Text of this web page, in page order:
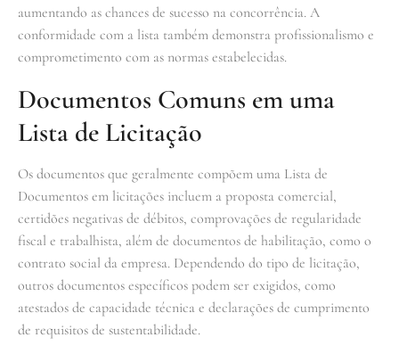
aumentando as chances de sucesso na concorrência. A
conformidade com a lista também demonstra profissionalismo e
comprometimento com as normas estabelecidas.
Documentos Comuns em uma
Lista de Licitação
Os documentos que geralmente compõem uma Lista de
Documentos em licitações incluem a proposta comercial,
certidões negativas de débitos, comprovações de regularidade
fiscal e trabalhista, além de documentos de habilitação, como o
contrato social da empresa. Dependendo do tipo de licitação,
outros documentos específicos podem ser exigidos, como
atestados de capacidade técnica e declarações de cumprimento
de requisitos de sustentabilidade.